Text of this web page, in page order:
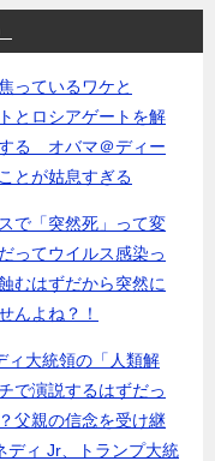
っているワケと
とロシアゲートを解
る オバマ＠ディー
とが姑息すぎる
で「突然死」って変
ってウイルス感染っ
むはずだから突然に
んよね？！
ィ大統領の「人類解
で演説するはずだっ
父親の信念を受け継
ディ Jr、トランプ大統